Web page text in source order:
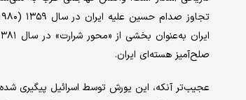
صلح‌آمیز هسته‌ای ایران.
عجیب‌تر آنکه، این یورش توسط اسرائیل پیگیری